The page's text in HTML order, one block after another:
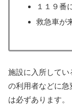
１１９番
救急車が
施設に入所してい
の利用者などに
は必ずあります。